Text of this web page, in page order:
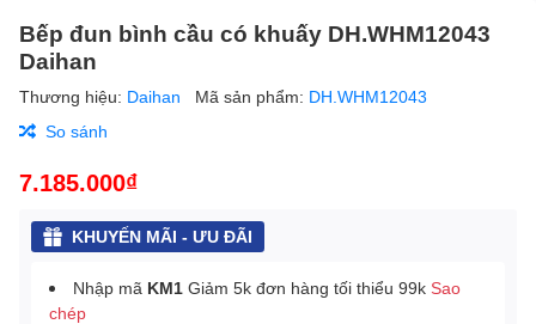
Bếp đun bình cầu có khuấy DH.WHM12043
Daihan
Thương hiệu: Daihan Mã sản phẩm: DH.WHM12043
So sánh
7.185.000₫
KHUYẾN MÃI - ƯU ĐÃI
Nhập mã KM1 Giảm 5k đơn hàng tối thiểu 99k Sao
chép